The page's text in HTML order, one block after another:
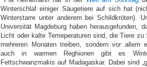
Winterschlaf einiger Säugetiere auf sich hat
Winterstarre unter anderem bei Schildkröten).
Universität Magdeburg haben herausgefunden,
Licht oder kalte Temeperaturen sind, die Tiere
mehreren Monaten treiben, sondern vor allem
auch in warmen Reghionen gibt es
Fettschwanzmakis auf Madagaskar. Dabei sind